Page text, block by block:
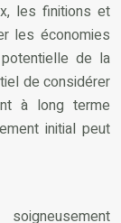
les finitions et
les économies
potentielle de la
de considérer
à long terme
initial peut